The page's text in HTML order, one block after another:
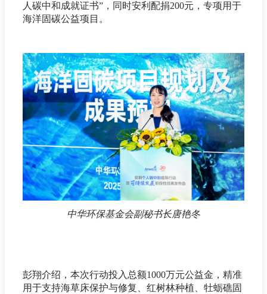
人碳中和成就证书”，同时安利配捐200元，专项用于
海洋固碳公益项目。
中华环保基金会副秘书长唐艳冬
彭翔介绍，本次行动投入总额1000万元公益金，精准
用于支持海草床保护与修复、红树林种植、牡蛎礁固